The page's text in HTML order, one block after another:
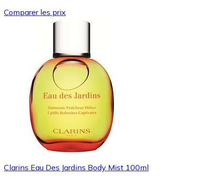
Comparer les prix
Clarins Eau Des Jardins Body Mist 100ml